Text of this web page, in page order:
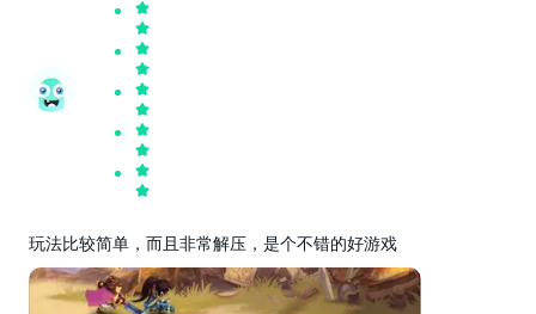
玩法比较简单，而且非常解压，是个不错的好游戏